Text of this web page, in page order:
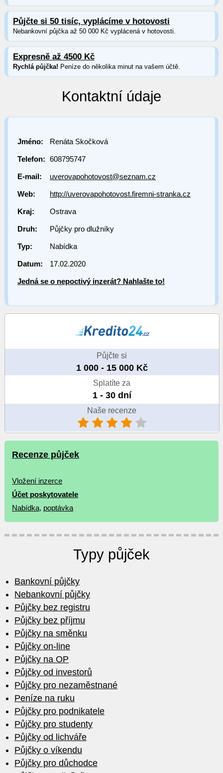
Půjčte si 50 tisíc, vyplácíme v hotovosti
Nebankovní půjčka až 50 000 Kč vyplácená v hotovosti.
Expresně až 4500 Kč
Rychlá půjčka! Peníze do několika minut na vašem účtě.
Kontaktní údaje
Jméno: Renáta Skočková
Telefon: 608795747
E-mail: uverovapohotovost@seznam.cz
Web: http://uverovapohotovost.firemni-stranka.cz
Kraj: Ostrava
Druh: Půjčky pro dlužníky
Typ: Nabídka
Datum: 17.02.2020
Jedná se o nepoctivý inzerát? Nahlašte to!
Půjčte si
1 000 - 15 000 Kč
Splatíte za
1 - 30 dní
Naše recenze
Recenze půjček
Vložení inzerce
Účet poskytovatele
Nabídka, poptávka
Typy půjček
Bankovní půjčky
Nebankovní půjčky
Půjčky bez registru
Půjčky bez příjmu
Půjčky na směnku
Půjčky on-line
Půjčky na OP
Půjčky od investorů
Půjčky pro nezaměstnané
Peníze na ruku
Půjčky pro podnikatele
Půjčky pro studenty
Půjčky od lichváře
Půjčky o víkendu
Půjčky pro důchodce